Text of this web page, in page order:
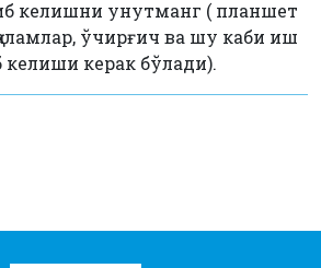
келишни унутманг ( планшет
ўчирғич ва шу каби иш
келиши керак бўлади).